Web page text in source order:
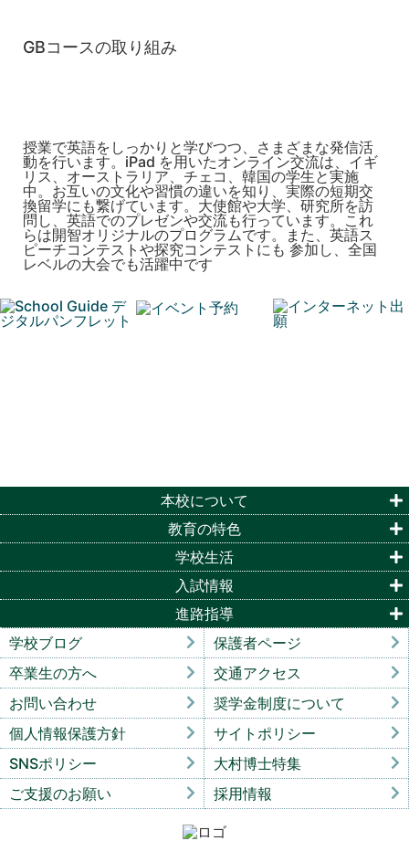
GBコースの取り組み
授業で英語をしっかりと学びつつ、さまざまな発信活
動を行います。iPad を用いたオンライン交流は、イギ
リス、オーストラリア、チェコ、韓国の学生と実施
中。お互いの文化や習慣の違いを知り、実際の短期交
換留学にも繋げています。大使館や大学、研究所を訪
問し、英語でのプレゼンや交流も行っています。これ
らは開智オリジナルのプログラムです。また、英語ス
ピーチコンテストや探究コンテストにも 参加し、全国
レベルの大会でも活躍中です
本校について
教育の特色
学校生活
入試情報
進路指導
学校ブログ
保護者ページ
卒業生の方へ
交通アクセス
お問い合わせ
奨学金制度について
個人情報保護方針
サイトポリシー
SNSポリシー
大村博士特集
ご支援のお願い
採用情報